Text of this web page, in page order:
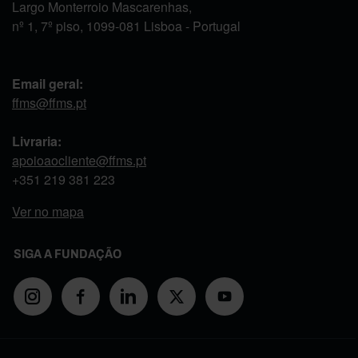
Largo Monterroio Mascarenhas,
nº 1, 7º piso, 1099-081 Lisboa - Portugal
Email geral:
ffms@ffms.pt
Livraria:
apoioaocliente@ffms.pt
+351 219 381 223
Ver no mapa
SIGA A FUNDAÇÃO